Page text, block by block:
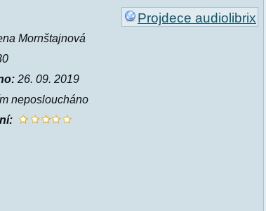
Projdece audiolibrix
Mornštajnová
26. 09. 2019
neposloucháno